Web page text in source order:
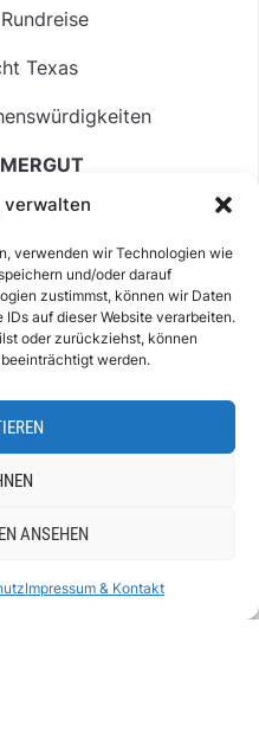
verwalten
verwenden wir Technologien wie
und/oder darauf
zustimmst, können wir Daten
auf dieser Website verarbeiten.
oder zurückziehst, können
werden.
ANSEHEN
Impressum & Kontakt
Texas
See